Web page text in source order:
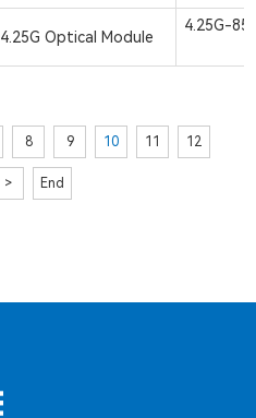
4.25G Optical Module
4.25G-
8 9 10 11 12
> End